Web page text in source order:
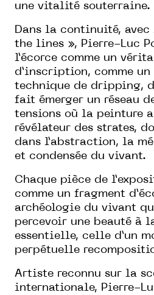
une vitalité souterraine.
Dans la continuité,
the lines », Pierre-Luc
l’écorce comme un
d’inscription, comme
technique de dripping,
fait émerger un réseau
tensions où la peinture
révélateur des strates,
dans l’abstraction, la
et condensée du vivant.
Chaque pièce de
comme un fragment
archéologie du vivant
percevoir une beauté à
essentielle, celle d’un
perpétuelle
Artiste reconnu sur la
internationale, Pierre-